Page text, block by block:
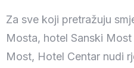
Za sve koji pretražuju
Mosta, hotel Sanski
Most, Hotel Centar nudi